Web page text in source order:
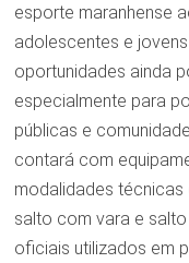
esporte maranhense
adolescentes e
oportunidades ainda
especialmente para
públicas e
contará com
modalidades
salto com vara e
oficiais utilizados em